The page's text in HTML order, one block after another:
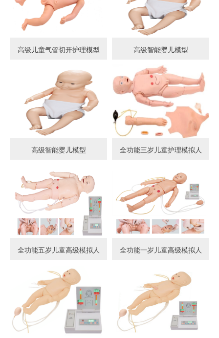
高级儿童气管切开护理模型 高级智能婴儿模型
高级智能婴儿模型 全功能三岁儿童护理模拟人
全功能五岁儿童高级模拟人 全功能一岁儿童高级模拟人